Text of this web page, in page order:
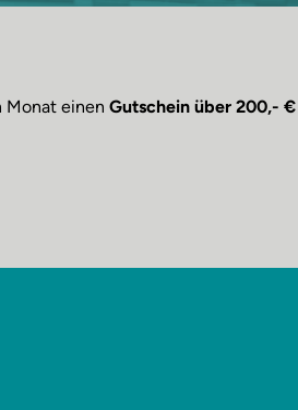
Monat einen Gutschein über 200,- €